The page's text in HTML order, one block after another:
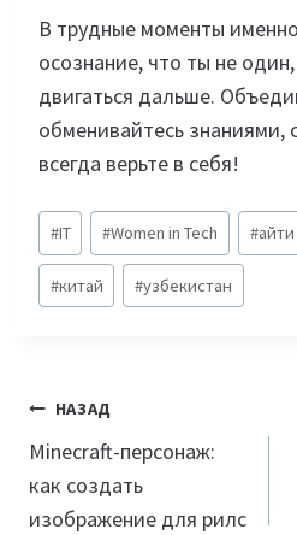
В трудные моменты
осознание, что ты не
двигаться дальше.
обменивайтесь знаниями,
всегда верьте в себя!
Метки
записи:
#IT #Women in Tech #айти
#китай #узбекистан
Навигация
по
записям
НАЗАД
Minecraft-персонаж:
как создать
изображение для рилс